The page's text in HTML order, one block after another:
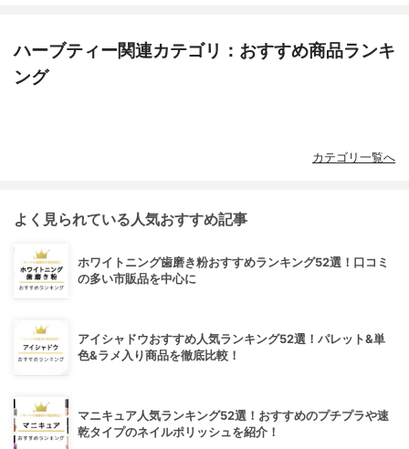
ハーブティー関連カテゴリ：おすすめ商品ランキ
ング
カテゴリ一覧へ
よく見られている人気おすすめ記事
ホワイトニング歯磨き粉おすすめランキング52選！口コミ
の多い市販品を中心に
アイシャドウおすすめ人気ランキング52選！パレット&単
色&ラメ入り商品を徹底比較！
マニキュア人気ランキング52選！おすすめのプチプラや速
乾タイプのネイルポリッシュを紹介！